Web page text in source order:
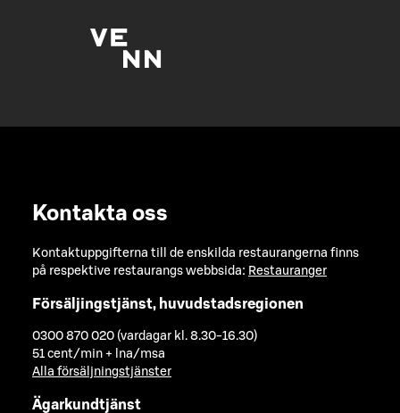
Kontakta oss
Kontaktuppgifterna till de enskilda restaurangerna finns
på respektive restaurangs webbsida: Restauranger
Försäljingstjänst, huvudstadsregionen
0300 870 020 (vardagar kl. 8.30-16.30)
51 cent/min + lna/msa
Alla försäljningstjänster
Ägarkundtjänst